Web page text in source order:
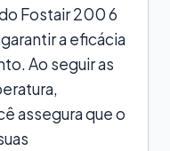
Fostair 200 6
a eficácia
Ao seguir as
assegura que o